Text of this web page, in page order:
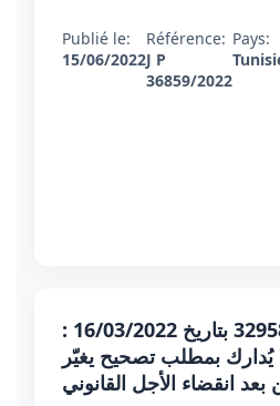
Publié le:
15/06/2022
Référence:
J P
36859/2022
Pays:
قرار تعقيبي عدد 32958 بتاريخ 16/03/2022 :
يُدارك بمطلب تصحيح يغيّر
انقضاء الأجل القانوني